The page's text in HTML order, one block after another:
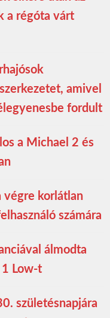
a régóta várt
amivel
fordult
a Michael 2 és
végre korlátlan
számára
álmodta
1 Low-t
születésnapjára